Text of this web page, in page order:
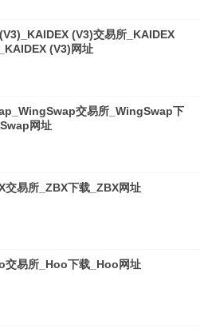
(V3)交易所_KAIDEX
(V3)网址
交易所_WingSwap下
网址
交易所_ZBX下载_ZBX网址
交易所_Hoo下载_Hoo网址